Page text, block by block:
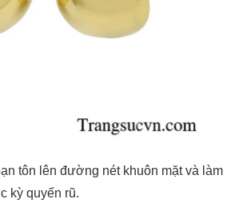
tôn lên đường nét khuôn mặt và làm
kỳ quyến rũ.